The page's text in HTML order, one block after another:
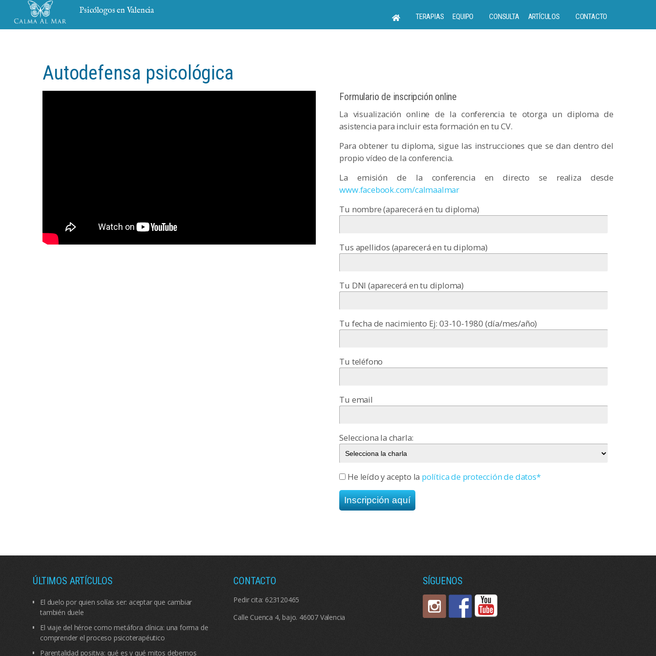
Psicólogos en Valencia
TERAPIAS EQUIPO CONSULTA ARTÍCULOS CONTACTO
Autodefensa psicológica
Formulario de inscripción online
La visualización online de la conferencia te otorga un diploma de
asistencia para incluir esta formación en tu CV.
Para obtener tu diploma, sigue las instrucciones que se dan dentro del
propio vídeo de la conferencia.
La emisión de la conferencia en directo se realiza desde
www.facebook.com/calmaalmar
Tu nombre (aparecerá en tu diploma)
Tus apellidos (aparecerá en tu diploma)
Tu DNI (aparecerá en tu diploma)
Tu fecha de nacimiento Ej: 03-10-1980 (día/mes/año)
Tu teléfono
Tu email
Selecciona la charla:
He leído y acepto la política de protección de datos*
ÚLTIMOS ARTÍCULOS
El duelo por quien solías ser: aceptar que cambiar
también duele
El viaje del héroe como metáfora clínica: una forma de
comprender el proceso psicoterapéutico
Parentalidad positiva: qué es y qué mitos debemos
CONTACTO
Pedir cita: 623120465
Calle Cuenca 4, bajo. 46007 Valencia
SÍGUENOS